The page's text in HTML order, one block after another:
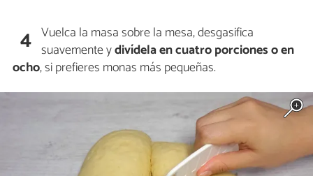
4 Vuelca la masa sobre la mesa, desgasifica
suavemente ydivídela en cuatro porciones o en
ocho, si prefieres monas más pequeñas.